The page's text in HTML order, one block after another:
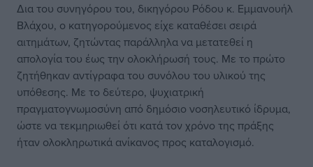
Δια του συνηγόρου του, δικηγόρου Ρόδου κ. Εμμανουήλ
Βλάχου, ο κατηγορούμενος είχε καταθέσει σειρά
αιτημάτων, ζητώντας παράλληλα να μετατεθεί η
απολογία του έως την ολοκλήρωσή τους. Με το πρώτο
ζητήθηκαν αντίγραφα του συνόλου του υλικού της
υπόθεσης. Με το δεύτερο, ψυχιατρική
πραγματογνωμοσύνη από δημόσιο νοσηλευτικό ίδρυμα,
ώστε να τεκμηριωθεί ότι κατά τον χρόνο της πράξης
ήταν ολοκληρωτικά ανίκανος προς καταλογισμό.